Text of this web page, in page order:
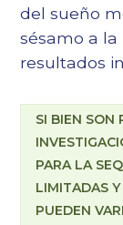
del sueño
sésamo a
resultados
SI BIEN SON
PARA LA
LIMITADAS
PUEDEN